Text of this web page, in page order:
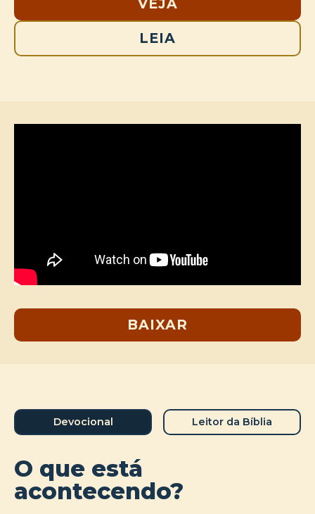
VEJA
LEIA
BAIXAR
Devocional Leitor da Bíblia
O que está
acontecendo?